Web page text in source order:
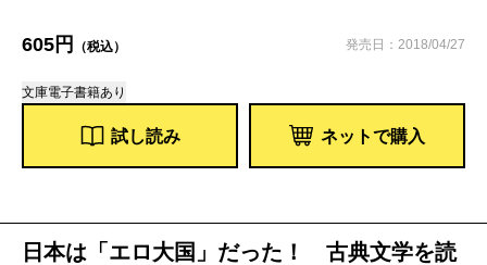
605円 （税込） 発売日：2018/04/27
文庫電子書籍あり
試し読み ネットで購入
日本は「エロ大国」だった！ 古典文学を読